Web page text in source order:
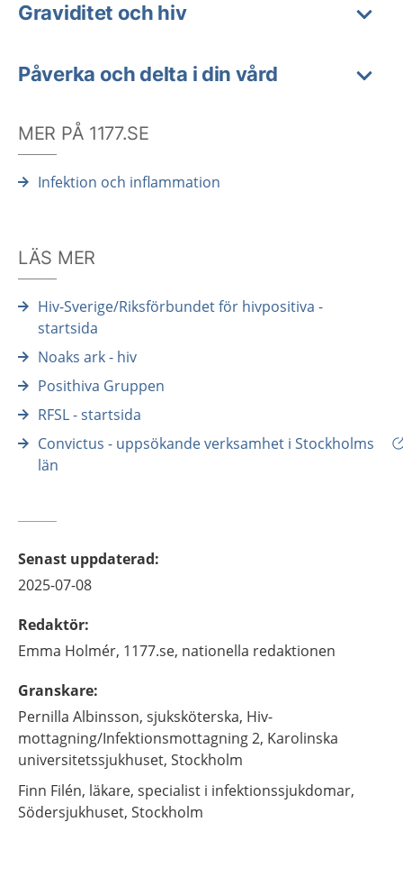
Graviditet och hiv
Påverka och delta i din vård
MER PÅ 1177.SE
Infektion och inflammation
LÄS MER
Hiv-Sverige/Riksförbundet för hivpositiva -
startsida
Noaks ark - hiv
Posithiva Gruppen
RFSL - startsida
Convictus - uppsökande verksamhet i Stockholms
län
Senast uppdaterad:
2025-07-08
Redaktör:
Emma Holmér, 1177.se, nationella redaktionen
Granskare:
Pernilla Albinsson, sjuksköterska, Hiv-
mottagning/Infektionsmottagning 2, Karolinska
universitetssjukhuset, Stockholm
Finn Filén, läkare, specialist i infektionssjukdomar,
Södersjukhuset, Stockholm